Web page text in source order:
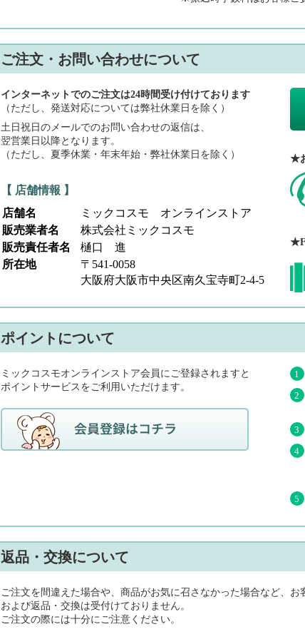
ご注文・お問い合わせについて
インターネットでのご注文は24時間受け付けております
（ただし、発送対応については弊社休業日を除く）
土日祝日のメールでのお問い合わせの返信は、
翌営業日以降となります。
（ただし、夏季休業・年末年始・弊社休業日を除く）
【 店舗情報 】
店舗名
ミックコスモ オンラインストア
販売業者名
株式会社ミックコスモ
販売責任者名
樋口 進
所在地
〒541-0058
大阪府大阪市中央区南久宝寺町2-4-5
★
ポイントについて
ミックコスモオンラインストア会員にご登録されますと
ポイントサービスをご利用いただけます。
返品・交換について
ご注文を間違えた場合や、商品がお気に召さなかった場合など、お
および返品・交換は受付けておりません。
ご注文の際には十分にご注意ください。